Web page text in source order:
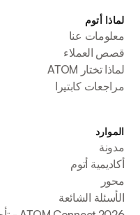
لماذا أتوم
معلومات عنا
قصص العملاء
لماذا تختار ATOM
مراجعات كابتيرا
الموارد
مدونة
أكاديمية أتوم
محور
الأسئلة الشائعة